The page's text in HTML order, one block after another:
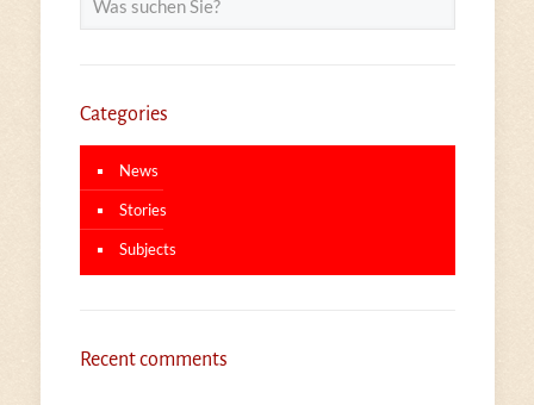
Categories
News
Stories
Subjects
Recent comments